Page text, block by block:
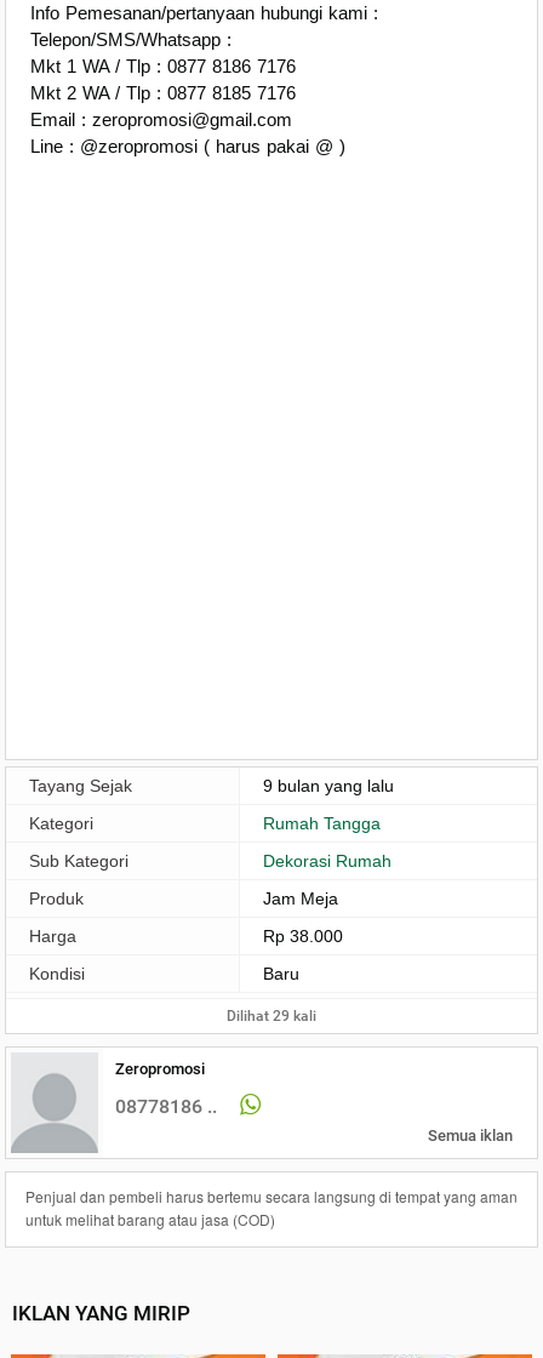
Info Pemesanan/pertanyaan hubungi kami :
Telepon/SMS/Whatsapp :
Mkt 1 WA / Tlp : 0877 8186 7176
Mkt 2 WA / Tlp : 0877 8185 7176
Email : zeropromosi@gmail.com
Line : @zeropromosi ( harus pakai @ )
Tayang Sejak
9 bulan yang lalu
Kategori
Rumah Tangga
Sub Kategori
Dekorasi Rumah
Produk
Jam Meja
Harga
Rp 38.000
Kondisi
Baru
Dilihat 29 kali
Zeropromosi
08778186 ..
Semua iklan
Penjual dan pembeli harus bertemu secara langsung di tempat yang aman
untuk melihat barang atau jasa (COD)
IKLAN YANG MIRIP